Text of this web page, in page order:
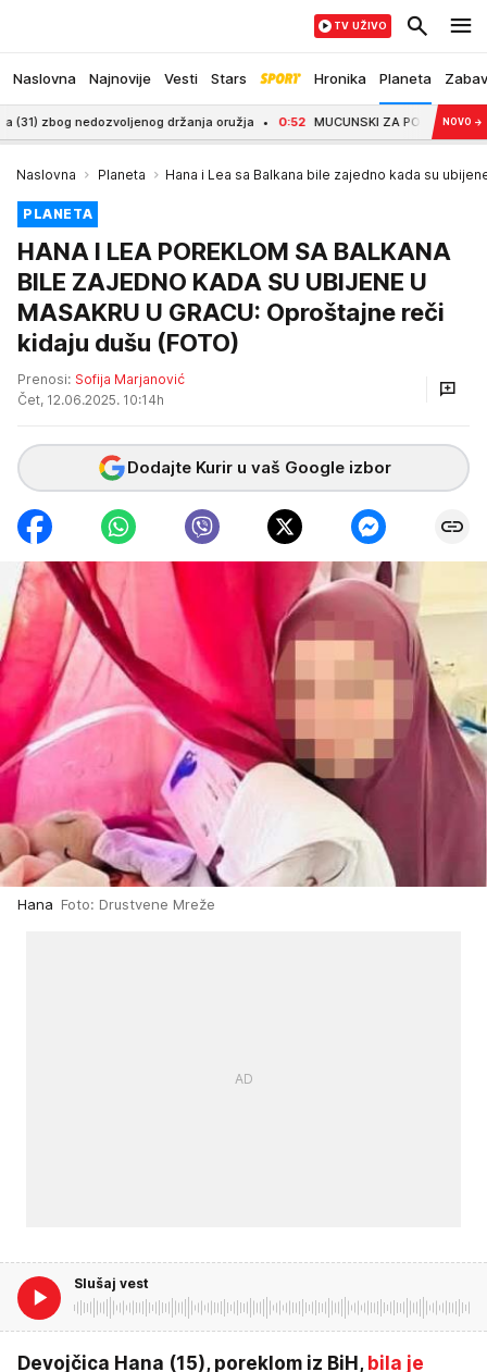
Naslovna Najnovije Vesti Stars Hronika Planeta
TV UŽIVO
nedozvoljenog držanja oružja 0:52 MUCUNSKI ZA POLITIKO: NOVO →
Naslovna Planeta Hana i Lea sa Balkana bile zajedno kada su
PLANETA
HANA I LEA POREKLOM SA BALKANA
BILE ZAJEDNO KADA SU UBIJENE U
MASAKRU U GRACU: Oproštajne reči
kidaju dušu (FOTO)
Prenosi: Sofija Marjanović
Čet, 12.06.2025. 10:14h
Dodajte Kurir u vaš Google izbor
Hana Foto: Drustvene Mreže
Slušaj vest
Devojčica Hana (15), poreklom iz BiH,bila je